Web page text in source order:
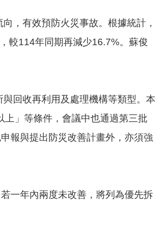
，有效預防火災事故。根據統計，
較114年同期再減少16.7%。蘇俊
回收再利用及處理機構等類型。本
」等條件，會議中也通過第三批
報與提出防災改善計畫外，亦須強
一年內兩度未改善，將列為優先拆